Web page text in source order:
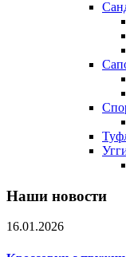
Наши новости
16.01.2026